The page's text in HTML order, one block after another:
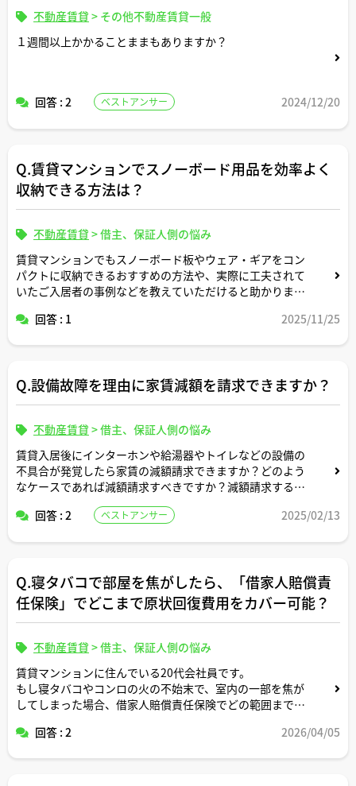
不動産賃貸 > その他不動産賃貸一般
１週間以上かかることままもありますか？
回答 : 2 ベストアンサー 2024/12/20
Q.賃貸マンションでスノーボード用品を効率よく
収納できる方法は？
不動産賃貸 >借主、保証人側の悩み
賃貸マンションでもスノーボード板やウェア・ギアをコン
パクトに収納できるおすすめの方法や、実際に工夫されて
いたご入居者の事例などを教えていただけると助かりま
回答 : 1 2025/11/25
Q.設備故障を理由に家賃減額を請求できますか？
不動産賃貸 >借主、保証人側の悩み
賃貸入居後にインターホンや給湯器やトイレなどの設備の
不具合が発覚したら家賃の減額請求できますか？どのよう
なケースであれば減額請求すべきですか？減額請求する場
回答 : 2
ベストアンサー 2025/02/13
Q.寝タバコで部屋を焦がしたら、「借家人賠償責
任保険」でどこまで原状回復費用をカバー可能？
不動産賃貸 >借主、保証人側の悩み
賃貸マンションに住んでいる20代会社員です。
もし寝タバコやコンロの火の不始末で、室内の一部を焦が
してしまった場合、借家人賠償責任保険でどの範囲まで原
宅建士さんが実際に見てこられた火災事故や、オーナーさ
回答 : 2 2026/04/05